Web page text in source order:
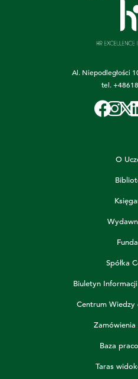
Al. Niepodległości
tel.
O
Spółka
Biuletyn
Centrum
Zamówienia
Baza
Taras